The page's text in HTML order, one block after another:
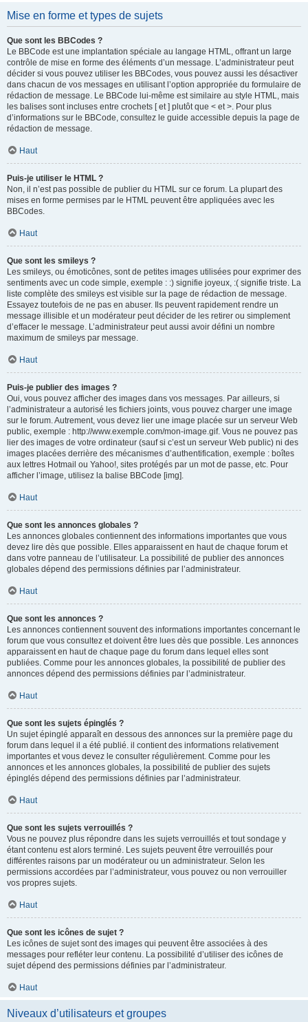
Mise en forme et types de sujets
Que sont les BBCodes ?
Le BBCode est une implantation spéciale au langage HTML, offrant un large
contrôle de mise en forme des éléments d’un message. L’administrateur peut
décider si vous pouvez utiliser les BBCodes, vous pouvez aussi les désactiver
dans chacun de vos messages en utilisant l’option appropriée du formulaire de
rédaction de message. Le BBCode lui-même est similaire au style HTML, mais
les balises sont incluses entre crochets [ et ] plutôt que < et >. Pour plus
d’informations sur le BBCode, consultez le guide accessible depuis la page de
rédaction de message.
Haut
Puis-je utiliser le HTML ?
Non, il n’est pas possible de publier du HTML sur ce forum. La plupart des
mises en forme permises par le HTML peuvent être appliquées avec les
BBCodes.
Haut
Que sont les smileys ?
Les smileys, ou émoticônes, sont de petites images utilisées pour exprimer des
sentiments avec un code simple, exemple : :) signifie joyeux, :( signifie triste. La
liste complète des smileys est visible sur la page de rédaction de message.
Essayez toutefois de ne pas en abuser. Ils peuvent rapidement rendre un
message illisible et un modérateur peut décider de les retirer ou simplement
d’effacer le message. L’administrateur peut aussi avoir défini un nombre
maximum de smileys par message.
Haut
Puis-je publier des images ?
Oui, vous pouvez afficher des images dans vos messages. Par ailleurs, si
l’administrateur a autorisé les fichiers joints, vous pouvez charger une image
sur le forum. Autrement, vous devez lier une image placée sur un serveur Web
public, exemple : http://www.exemple.com/mon-image.gif. Vous ne pouvez pas
lier des images de votre ordinateur (sauf si c’est un serveur Web public) ni des
images placées derrière des mécanismes d’authentification, exemple : boîtes
aux lettres Hotmail ou Yahoo!, sites protégés par un mot de passe, etc. Pour
afficher l’image, utilisez la balise BBCode [img].
Haut
Que sont les annonces globales ?
Les annonces globales contiennent des informations importantes que vous
devez lire dès que possible. Elles apparaissent en haut de chaque forum et
dans votre panneau de l’utilisateur. La possibilité de publier des annonces
globales dépend des permissions définies par l’administrateur.
Haut
Que sont les annonces ?
Les annonces contiennent souvent des informations importantes concernant le
forum que vous consultez et doivent être lues dès que possible. Les annonces
apparaissent en haut de chaque page du forum dans lequel elles sont
publiées. Comme pour les annonces globales, la possibilité de publier des
annonces dépend des permissions définies par l’administrateur.
Haut
Que sont les sujets épinglés ?
Un sujet épinglé apparaît en dessous des annonces sur la première page du
forum dans lequel il a été publié. il contient des informations relativement
importantes et vous devez le consulter régulièrement. Comme pour les
annonces et les annonces globales, la possibilité de publier des sujets
épinglés dépend des permissions définies par l’administrateur.
Haut
Que sont les sujets verrouillés ?
Vous ne pouvez plus répondre dans les sujets verrouillés et tout sondage y
étant contenu est alors terminé. Les sujets peuvent être verrouillés pour
différentes raisons par un modérateur ou un administrateur. Selon les
permissions accordées par l’administrateur, vous pouvez ou non verrouiller
vos propres sujets.
Haut
Que sont les icônes de sujet ?
Les icônes de sujet sont des images qui peuvent être associées à des
messages pour refléter leur contenu. La possibilité d’utiliser des icônes de
sujet dépend des permissions définies par l’administrateur.
Haut
Niveaux d’utilisateurs et groupes